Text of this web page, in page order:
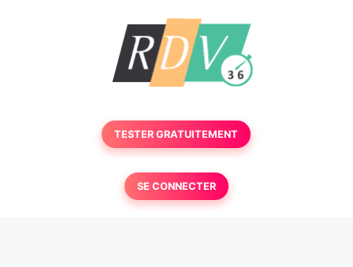
TESTER GRATUITEMENT
SE CONNECTER